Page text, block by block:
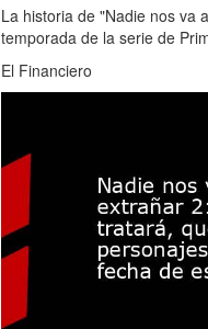
La historia de "Nadie nos va
temporada de la serie de
El Financiero